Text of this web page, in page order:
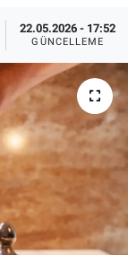
22.05.2026 - 17:52
GÜNCELLEME